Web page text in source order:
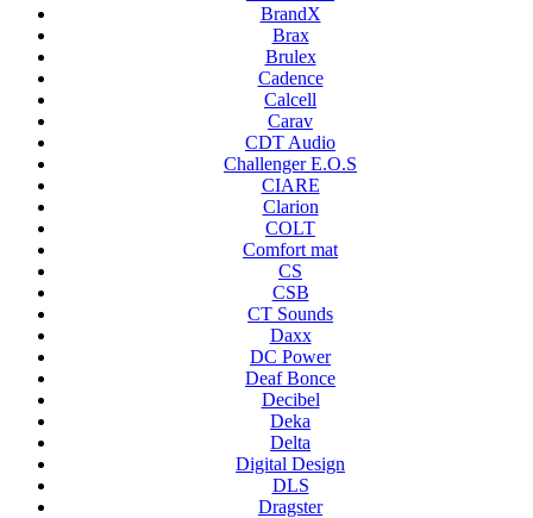
BrandX
Brax
Brulex
Cadence
Calcell
Carav
CDT Audio
Challenger E.O.S
CIARE
Clarion
COLT
Comfort mat
CS
CSB
CT Sounds
Daxx
DC Power
Deaf Bonce
Decibel
Deka
Delta
Digital Design
DLS
Dragster